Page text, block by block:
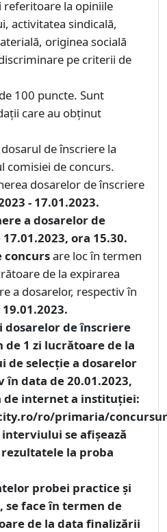
referitoare la opiniile
activitatea sindicală,
originea socială
pe criterii de
100 puncte. Sunt
care au obținut
de înscriere la
comisiei de concurs.
dosarelor de înscriere
- 17.01.2023.
a dosarelor de
ora 15.30.
concursare loc în termen
de la expirarea
a dosarelor, respectiv în
dosarelor de înscriere
de 1 zi lucrătoare de la
de selecție a dosarelor
în data de20.01.2023,
de internet a instituției:
ro/primaria/
interviului se afişează
la proba
probei practice și
face în termen de
de la data finalizării